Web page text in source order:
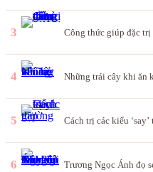
3 Công thức giúp đặc trị
4 Những trái cây khi ăn
5 Cách trị các kiểu
6 Trương Ngọc Ánh đọ